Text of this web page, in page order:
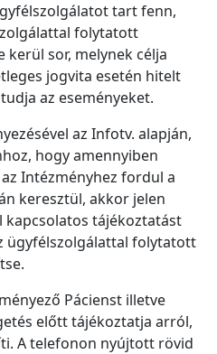
tart fenn,
folytatott
kerül sor, melynek célja
jogvita esetén hitelt
az eseményeket.
az Infotv. alapján,
hogy amennyiben
Intézményhez fordul a
keresztül, akkor jelen
kapcsolatos tájékoztatást
ügyfélszolgálattal folytatott
Pácienst illetve
előtt tájékoztatja arról,
A telefonon nyújtott rövid